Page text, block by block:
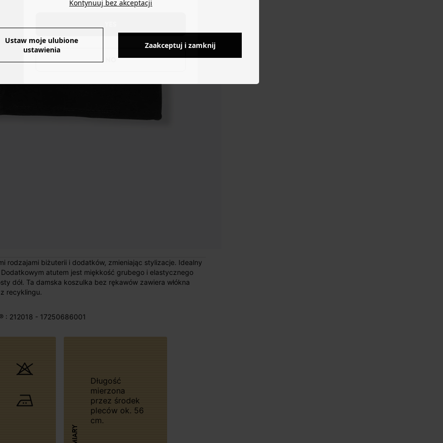
rodzajami biżuterii i dodatków, zmieniając stylizacje. Idealny
atutem jest miękkość grubego i elastycznego
dół. Ta damska koszulka bez rękawów zawiera włókna
recyklingu.
: 212018 - 17250686001
Długość
mierzona
przez środek
pleców ok. 56
cm.
Kontynuuj bez akceptacji
Ustaw moje ulubione
ustawienia
Zaakceptuj i zamknij